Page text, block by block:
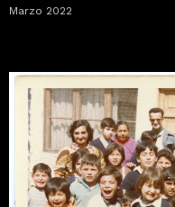
Marzo 2022